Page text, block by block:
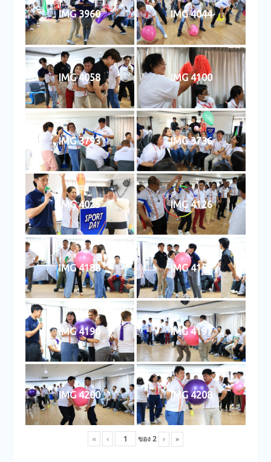
IMG 3960 IMG 4044
IMG 4058 IMG 4100
IMG 3793 IMG 3736
IMG 4025 IMG 4126
IMG 4188 IMG 4156
IMG 4190 IMG 4197
IMG 4200 IMG 4208
« ‹ ของ2 › »